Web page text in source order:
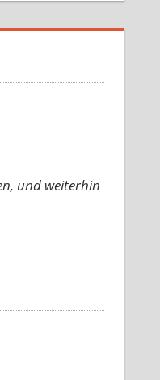
und weiterhin